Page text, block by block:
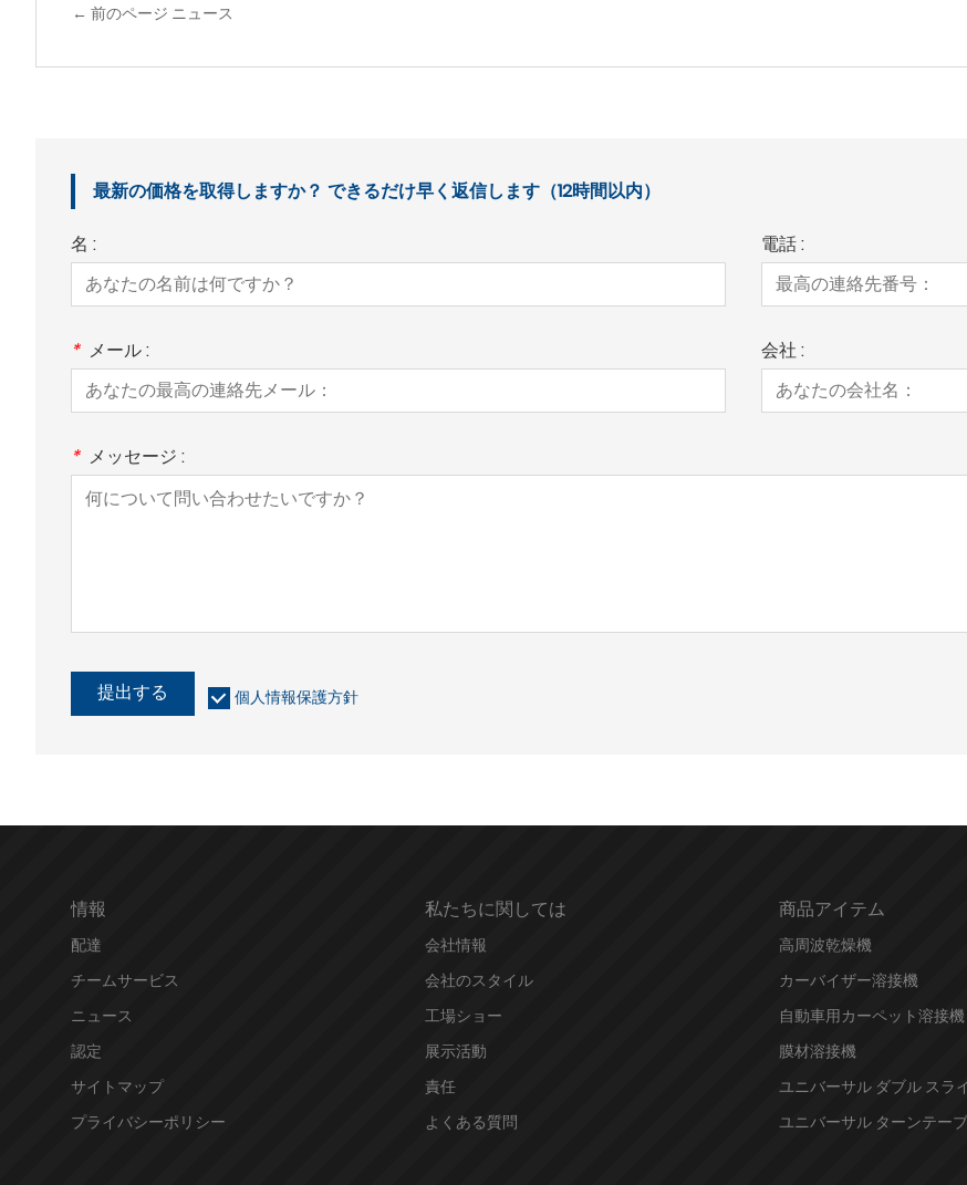
← 前のページ ニュース
最新の価格を取得しますか？ できるだけ早く返信します（12時間以内）
名 : 電話 :
* メール : 会社 :
* メッセージ :
提出する 個人情報保護方針
情報
配達
チームサービス
ニュース
認定
サイトマップ
プライバシーポリシー
私たちに関しては
会社情報
会社のスタイル
工場ショー
展示活動
責任
よくある質問
商品アイテム
高周波乾燥機
カーバイザー溶接機
自動車用カーペット溶接機
膜材溶接機
ユニバーサル ダブル スラ
ユニバーサル ターンテー